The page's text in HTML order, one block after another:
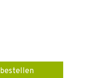
bestellen